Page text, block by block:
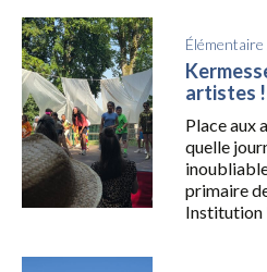
Élémentaire
artistes !
Place aux
quelle
primaire
Institution !